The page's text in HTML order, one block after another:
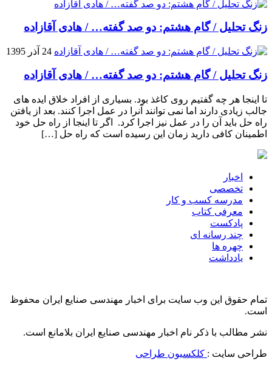
زنگ تحلیل / گام هشتم: دو صد گفته… / هادی آقازاده
24 آذر 1395
زنگ تحلیل / گام هشتم: دو صد گفته… / هادی آقازاده
تا اینجا هر چه گفتیم روی کاغذ بود. بسیاری از افراد خلاق ایده های
جالب زیادی دارند اما نمی توانند آنرا در عمل اجرا کنند. بعد از یافتن
راه حل باید آن را در عمل نیز اجرا کرد. اگر تا اینجا از راه حل خود
اطمینان کافی دارید زمان این رسیده است که راه حل […]
اخبار
تخصصی
مدرسه کسب و کار
معرفی کتاب
پادکست
چند رسانه ای
چهره ها
یادداشت
تمام حقوق این وب سایت برای اخبار مهندسی صنایع ایران محفوظ
است.
نشر مطالب با ذکر نام اخبار مهندسی صنایع ایران بلامانع است.
طراحی سایت : کلکسیون طراحی